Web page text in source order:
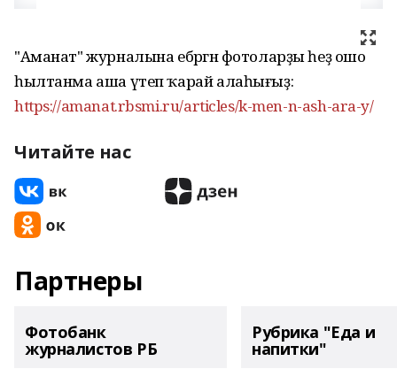
"Аманат" журналына ебәргән фотоларҙы һеҙ ошо
һылтанма аша үтеп ҡарай алаһығыҙ:
https://amanat.rbsmi.ru/articles/k-men-n-ash-ara-y/
Читайте нас
Партнеры
Фотобанк
журналистов РБ
Рубрика "Еда и
напитки"